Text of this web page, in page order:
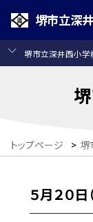
堺市立深
堺市立深井西小学
トップページ > 堺
５月２０